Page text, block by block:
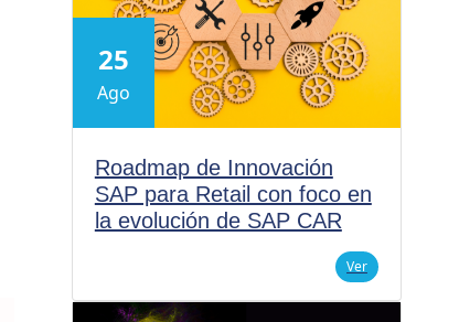
25
Ago
Roadmap de Innovación
SAP para Retail con foco en
la evolución de SAP CAR
Ver